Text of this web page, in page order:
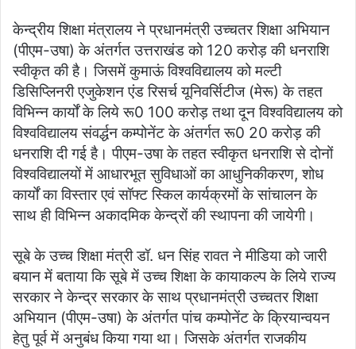
केन्द्रीय शिक्षा मंत्रालय ने प्रधानमंत्री उच्चतर शिक्षा अभियान
(पीएम-उषा) के अंतर्गत उत्तराखंड को 120 करोड़ की धनराशि
स्वीकृत की है। जिसमें कुमाऊं विश्वविद्यालय को मल्टी
डिसिप्लिनरी एजुकेशन एंड रिसर्च यूनिवर्सिटीज (मेरू) के तहत
विभिन्न कार्यों के लिये रू0 100 करोड़ तथा दून विश्वविद्यालय को
विश्वविद्यालय संवर्द्धन कम्पोनेंट के अंतर्गत रू0 20 करोड़ की
धनराशि दी गई है। पीएम-उषा के तहत स्वीकृत धनराशि से दोनों
विश्वविद्यालयों में आधारभूत सुविधाओं का आधुनिकीकरण, शोध
कार्यों का विस्तार एवं सॉफ्ट स्किल कार्यक्रमों के सांचालन के
साथ ही विभिन्न अकादमिक केन्द्रों की स्थापना की जायेगी।
सूबे के उच्च शिक्षा मंत्री डॉ. धन सिंह रावत ने मीडिया को जारी
बयान में बताया कि सूबे में उच्च शिक्षा के कायाकल्प के लिये राज्य
सरकार ने केन्द्र सरकार के साथ प्रधानमंत्री उच्चतर शिक्षा
अभियान (पीएम-उषा) के अंतर्गत पांच कम्पोनेंट के क्रियान्वयन
हेतु पूर्व में अनुबंध किया गया था। जिसके अंतर्गत राजकीय